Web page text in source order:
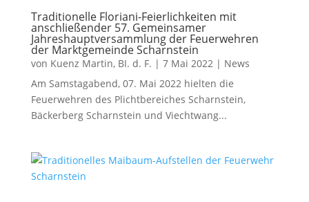
Traditionelle Floriani-Feierlichkeiten mit
anschließender 57. Gemeinsamer
Jahreshauptversammlung der Feuerwehren
der Marktgemeinde Scharnstein
von Kuenz Martin, BI. d. F. | 7 Mai 2022| News
Am Samstagabend, 07. Mai 2022 hielten die
Feuerwehren des Plichtbereiches Scharnstein,
Bäckerberg Scharnstein und Viechtwang...